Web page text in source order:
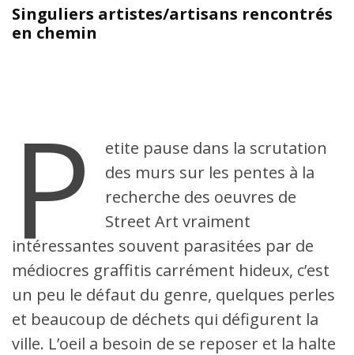
Singuliers artistes/artisans rencontrés
en chemin
P
etite pause dans la scrutation
des murs sur les pentes à la
recherche des oeuvres de
Street Art vraiment
intéressantes souvent parasitées par de
médiocres graffitis carrément hideux, c’est
un peu le défaut du genre, quelques perles
et beaucoup de déchets qui défigurent la
ville. L’oeil a besoin de se reposer et la halte